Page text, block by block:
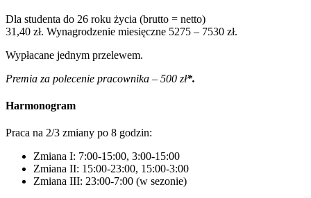
Dla studenta do 26 roku życia (brutto = netto)
31,40 zł. Wynagrodzenie miesięczne 5275 – 7530 zł.
Wypłacane jednym przelewem.
Premia za polecenie pracownika – 500 zł*.
Harmonogram
Praca na 2/3 zmiany po 8 godzin:
Zmiana I: 7:00-15:00, 3:00-15:00
Zmiana II: 15:00-23:00, 15:00-3:00
Zmiana III: 23:00-7:00 (w sezonie)